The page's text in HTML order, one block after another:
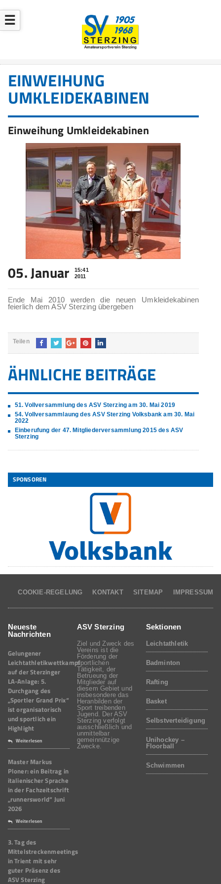
☰
EINWEIHUNG
UMKLEIDEKABINEN
Einweihung Umkleidekabinen
05. Januar
15:41
2011
Ende Mai 2010 werden die neuen Umkleidekabinen
feierlich dem ASV Sterzing übergeben
Teilen
ÄHNLICHE BEITRÄGE
51. Vollversammlung des ASV Sterzing am 30. Mai 2019
54. Vollversammlaung des ASV Sterzing Volksbank am 30. Mai
2022
Einberufung der 47. Mitgliederversammlung 2015 des ASV
Sterzing
SPONSOREN
COOKIE-REGELUNG KONTAKT SITEMAP IMPRESSUM
Neueste
Nachrichten
Gelungener
Leichtathletikwettkampf
auf der Sterzinger
LA-Anlage: 5.
Durchgang des
„Sportler Grand Prix“
ist organisatorisch
und sportlich ein
Highlight
Weiterlesen
Master Markus
Ploner: ein Beitrag in
italienischer Sprache
in der Fachzeitschrift
„runnersworld“ Juni
2026
Weiterlesen
3. Tag des
Mittelstreckenmeetings
in Trient mit sehr
guter Präsenz des
ASV Sterzing
ASV Sterzing
Ziel und Zweck des
Vereins ist die
Förderung der
sportlichen
Tätigkeit, der
Betrueung der
Mitglieder auf
diesem Gebiet und
insbesondere das
Heranbilden der
Sport treibenden
Jugend. Der ASV
Sterzing verfolgt
ausschließlich und
unmittelbar
gemeinnützige
Zwecke.
Sektionen
Leichtathletik
Badminton
Rafting
Basket
Selbstverteidigung
Unihockey –
Floorball
Schwimmen